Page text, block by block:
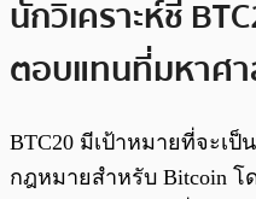
นักวิเคราะห์ชี้
ตอบแทนที่มหาศ
BTC20 มีเป้าหมายที่จะเ
กฎหมายสำหรับ Bitcoin โ